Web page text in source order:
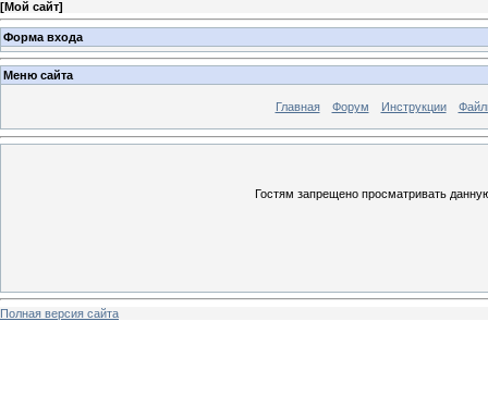
[Мой сайт]
Форма входа
Меню сайта
Главная Форум Инструкции
Гостям запрещено просматривать
Полная версия сайта